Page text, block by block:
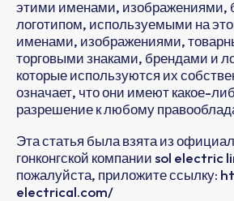
этими именами, изображениями,
логотипом, используемыми на
именами, изображениями,
торговыми знаками, брендами и
которые используются их
означает, что они имеют какое-
разрешение к любому
Эта статья была взята из
гонконгской компании sol electric
пожалуйста, приложите ссылку:
electrical.com/